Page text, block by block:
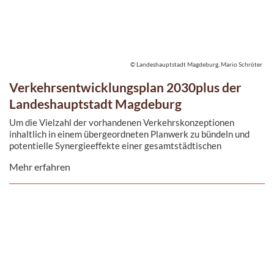
Verkehrsentwicklungsplan 2030plus der
Landeshauptstadt Magdeburg
Um die Vielzahl der vorhandenen Verkehrskonzeptionen
inhaltlich in einem übergeordneten Planwerk zu bündeln und
potentielle Synergieeffekte einer gesamtstädtischen
Mehr erfahren
© Landeshauptstadt Magdeburg, Mario Schröter